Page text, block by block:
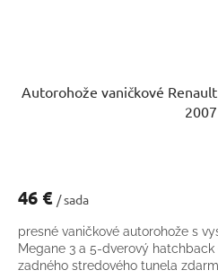
Autorohože vaničkové
2007
46 € / sada
presné vaničkové autorohože s
Megane 3 a 5-dverový hatchback
zadného stredového tunela